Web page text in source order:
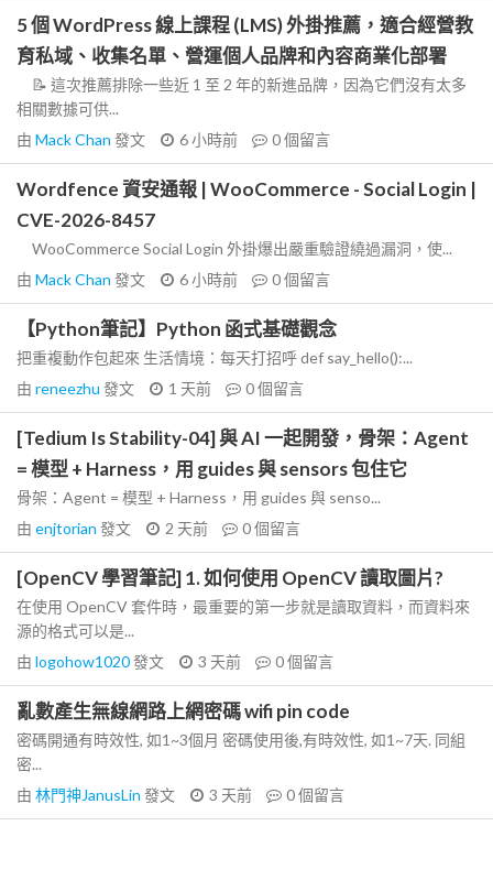
5 個 WordPress 線上課程 (LMS) 外掛推薦，適合經營教
育私域、收集名單、營運個人品牌和內容商業化部署
📝 這次推薦排除一些近 1 至 2 年的新進品牌，因為它們沒有太多
相關數據可供...
由 Mack Chan 發文 6 小時前 0個留言
Wordfence 資安通報 | WooCommerce - Social Login |
CVE-2026-8457
WooCommerce Social Login 外掛爆出嚴重驗證繞過漏洞，使...
由 Mack Chan 發文 6 小時前 0個留言
【Python筆記】Python 函式基礎觀念
把重複動作包起來 生活情境：每天打招呼 def say_hello():...
由 reneezhu 發文 1 天前 0個留言
[Tedium Is Stability-04] 與 AI 一起開發，骨架：Agent
= 模型 + Harness，用 guides 與 sensors 包住它
骨架：Agent = 模型 + Harness，用 guides 與 senso...
由 enjtorian 發文 2 天前 0個留言
[OpenCV 學習筆記] 1. 如何使用 OpenCV 讀取圖片?
在使用 OpenCV 套件時，最重要的第一步就是讀取資料，而資料來
源的格式可以是...
由 logohow1020發文 3 天前 0個留言
亂數產生無線網路上網密碼 wifi pin code
密碼開通有時效性, 如1~3個月 密碼使用後,有時效性, 如1~7天. 同組
密...
由 林門神JanusLin 發文 3 天前 0個留言